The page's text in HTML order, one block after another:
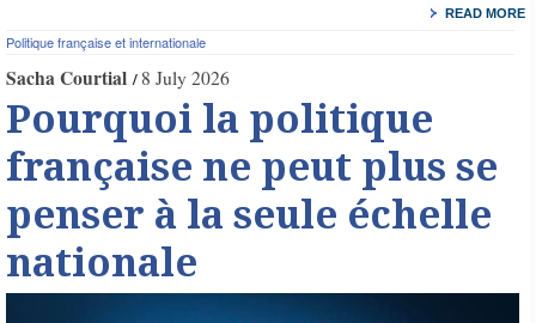
READ MORE
Politique française et internationale
Sacha Courtial 8 July 2026
Pourquoi la politique
française ne peut plus se
penser à la seule échelle
nationale